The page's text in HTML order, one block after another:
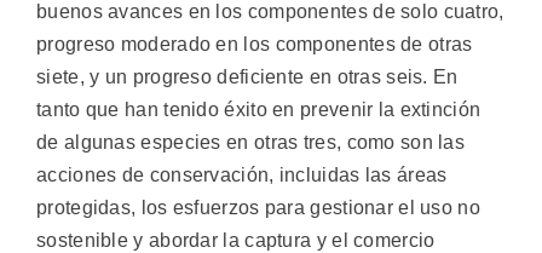
buenos avances en los componentes de solo cuatro,
progreso moderado en los componentes de otras
siete, y un progreso deficiente en otras seis. En
tanto que han tenido éxito en prevenir la extinción
de algunas especies en otras tres, como son las
acciones de conservación, incluidas las áreas
protegidas, los esfuerzos para gestionar el uso no
sostenible y abordar la captura y el comercio